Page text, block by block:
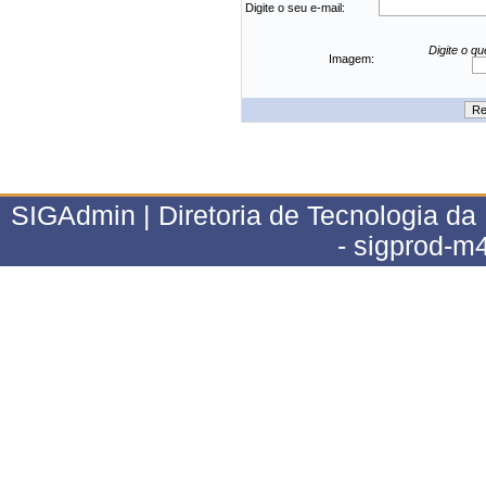
Digite o seu e-mail:
Imagem:
Digite o
SIGAdmin | Diretoria de Tecnologia
- sigprod-